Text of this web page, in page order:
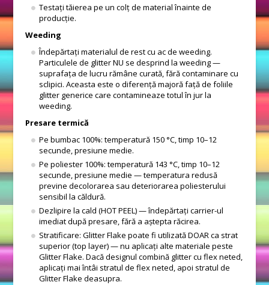
Testați tăierea pe un colț de material înainte de
producție.
Weeding
Îndepărtați materialul de rest cu ac de weeding.
Particulele de glitter NU se desprind la weeding —
suprafața de lucru rămâne curată, fără contaminare cu
sclipici. Aceasta este o diferență majoră față de foliile
glitter generice care contamineaze totul în jur la
weeding.
Presare termică
Pe bumbac 100%: temperatură 150 °C, timp 10–12
secunde, presiune medie.
Pe poliester 100%: temperatură 143 °C, timp 10–12
secunde, presiune medie — temperatura redusă
previne decolorarea sau deteriorarea poliesterului
sensibil la căldură.
Dezlipire la cald (HOT PEEL) — îndepărtați carrier-ul
imediat după presare, fără a aștepta răcirea.
Stratificare: Glitter Flake poate fi utilizată DOAR ca strat
superior (top layer) — nu aplicați alte materiale peste
Glitter Flake. Dacă designul combină glitter cu flex neted,
aplicați mai întâi stratul de flex neted, apoi stratul de
Glitter Flake deasupra.